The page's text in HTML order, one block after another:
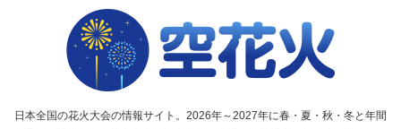
日本全国の花火大会の情報サイト。2026年～2027年に春・夏・秋・冬と年間